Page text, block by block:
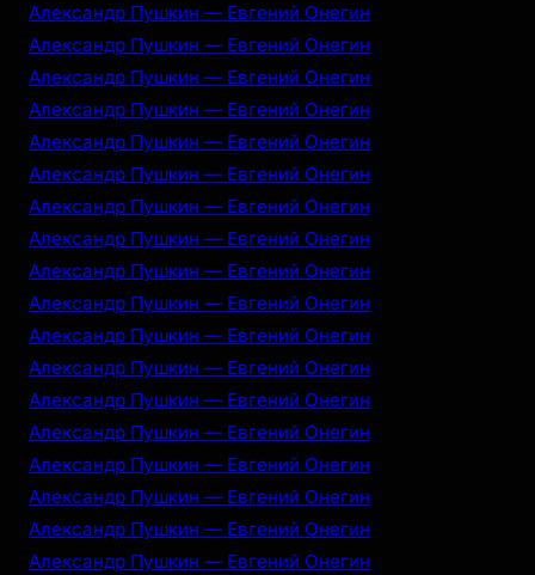
Александр Пушкин — Евгений Онегин
Александр Пушкин — Евгений Онегин
Александр Пушкин — Евгений Онегин
Александр Пушкин — Евгений Онегин
Александр Пушкин — Евгений Онегин
Александр Пушкин — Евгений Онегин
Александр Пушкин — Евгений Онегин
Александр Пушкин — Евгений Онегин
Александр Пушкин — Евгений Онегин
Александр Пушкин — Евгений Онегин
Александр Пушкин — Евгений Онегин
Александр Пушкин — Евгений Онегин
Александр Пушкин — Евгений Онегин
Александр Пушкин — Евгений Онегин
Александр Пушкин — Евгений Онегин
Александр Пушкин — Евгений Онегин
Александр Пушкин — Евгений Онегин
Александр Пушкин — Евгений Онегин